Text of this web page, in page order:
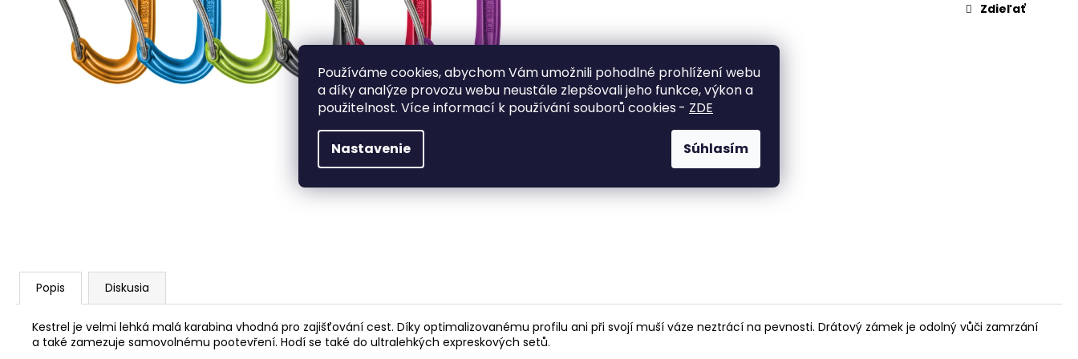
Používáme cookies, abychom Vám umožnili pohodlné prohlížení webu
a díky analýze provozu webu neustále zlepšovali jeho funkce, výkon a
použitelnost. Více informací k používání souborů cookies - ZDE
Nastavenie Súhlasím
Zdieľať
Popis Diskusia
Kestrel je velmi lehká malá karabina vhodná pro zajišťování cest. Díky optimalizovanému profilu ani při svojí muší váze neztrácí na pevnosti. Drátový zámek je odolný vůči zamrzání
a také zamezuje samovolnému pootevření. Hodí se také do ultralehkých expreskových setů.
HANGBOARD CRUX
€77,96
HANGBOARD ONSIGHT
€81,96